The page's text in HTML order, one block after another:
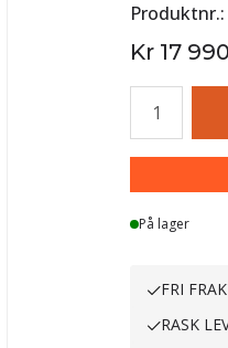
Produktnr.
Kr 17
På lager
FRI
RASK